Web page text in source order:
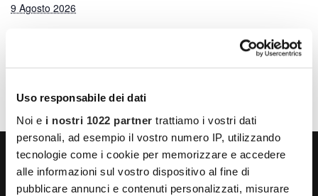
Uso responsabile dei dati
Noi e i nostri 1022 partner trattiamo i vostri dati
personali, ad esempio il vostro numero IP, utilizzando
tecnologie come i cookie per memorizzare e accedere
alle informazioni sul vostro dispositivo al fine di
pubblicare annunci e contenuti personalizzati, misurare
9 Agosto 2026